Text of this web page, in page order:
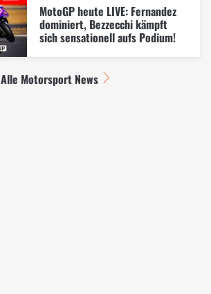
MotoGP heute LIVE: Fernandez
dominiert, Bezzecchi kämpft
sich sensationell aufs Podium!
Alle Motorsport News